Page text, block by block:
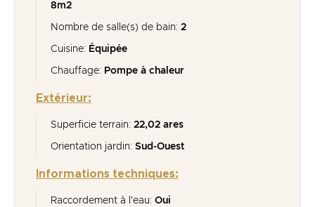
8m2
Nombre de salle(s) de bain: 2
Cuisine: Équipée
Chauffage: Pompe à chaleur
Extérieur:
Superficie terrain: 22,02 ares
Orientation jardin: Sud-Ouest
Informations techniques:
Raccordement à l'eau: Oui